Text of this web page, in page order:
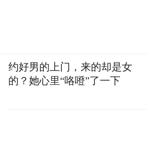
约好男的上门，来的却是女
的？她心里“咯噔”了一下